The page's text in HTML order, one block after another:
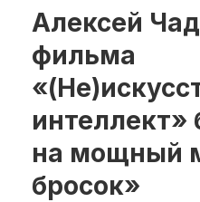
IP Stories
Квиз
О нас
Календарь
Рубрики
Алексей
фильма
интеллект»
на мощный
бросок»